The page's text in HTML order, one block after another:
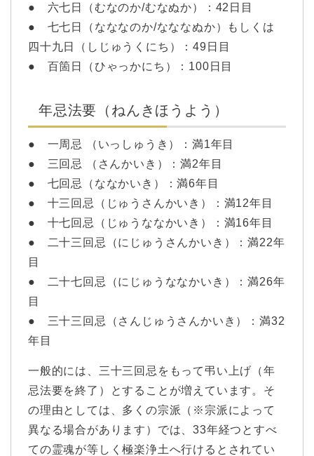
● 六七日（むなのか/むなぬか）：42日目
● 七七日（なななのか/なななぬか）もしくは
四十九日（しじゅうくにち）：49日目
● 百箇日（ひゃっかにち）：100日目
年忌法要（ねんきほうよう）
● 一周忌 （いっしゅうき）：満1年目
● 三回忌 （さんかいき）：満2年目
● 七回忌（ななかいき）：満6年目
● 十三回忌（じゅうさんかいき）：満12年目
● 十七回忌（じゅうななかいき）：満16年目
● 二十三回忌（にじゅうさんかいき）：満22年
目
● 二十七回忌（にじゅうななかいき）：満26年
目
● 三十三回忌（さんじゅうさんかいき）：満32
年目
一般的には、三十三回忌をもって弔い上げ（年
忌法要を終了）とすることが増えています。そ
の理由としては、多くの宗派（※宗派によって
異なる場合があります）では、33年経つとすべ
ての霊魂が等しく極楽浄土へ行けるとされてい